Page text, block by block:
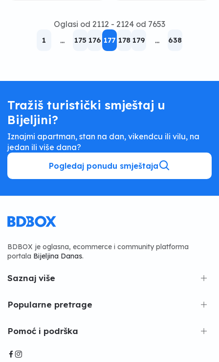
Oglasi od 2112 - 2124 od 7653
1 ... 175 176 177 178 179 ... 638
Tražiš turistički smještaj u
Bijeljini?
Iznajmi apartman, stan na dan, vikendcu ili vilu, na
jedan ili više dana?
Pogledaj ponudu smještaja
BDBOX je oglasna, ecommerce i community platforma
portala Bijeljina Danas.
Saznaj više
Popularne pretrage
Pomoć i podrška